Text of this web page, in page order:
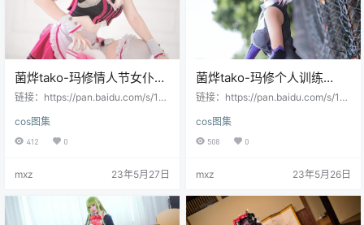
菌烨tako-玛修情人节女仆
[9P]
链接：https://pan.baidu.com/s/1F
码：volx
cos图集
412 0
mxz 23年5月27日
菌烨tako-玛修个人训练
[17P]
链接：https://pan.baidu.com/s/10
码：r4c8
cos图集
508 0
mxz 23年5月26日